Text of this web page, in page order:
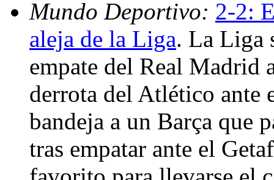
Mundo Deportivo: 2-2:
aleja de la Liga. La Liga
empate del Real Madrid
derrota del Atlético ante
bandeja a un Barça que
tras empatar ante el